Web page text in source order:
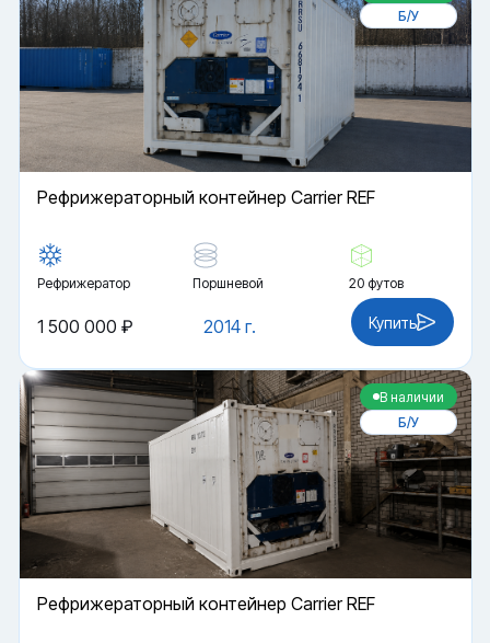
Б/У
Рефрижераторный контейнер Carrier REF
Рефрижератор Поршневой 20 футов
2014 г.
1 500 000 ₽ Купить
В наличии
Б/У
Рефрижераторный контейнер Carrier REF